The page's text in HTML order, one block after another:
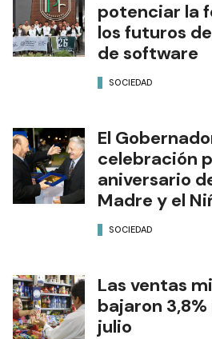
potenciar la
los futuros
de software
SOCIEDAD
El
celebración
aniversario
Madre y el
SOCIEDAD
Las ventas
bajaron
julio